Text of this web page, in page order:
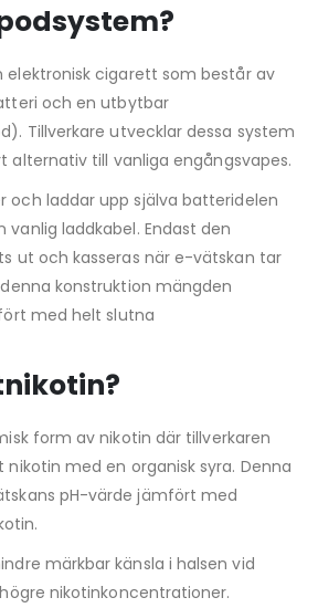
elektronisk cigarett som består av
och en utbytbar
Tillverkare utvecklar dessa system
alternativ till vanliga engångsvapes.
och laddar upp själva batteridelen
laddkabel. Endast den
ut och kasseras när e-vätskan tar
konstruktion mängden
med helt slutna
form av nikotin där tillverkaren
med en organisk syra. Denna
pH-värde jämfört med
märkbar känsla i halsen vid
nikotinkoncentrationer.